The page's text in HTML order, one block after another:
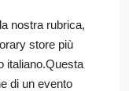
nostra rubrica,
store più
italiano.Questa
di un evento